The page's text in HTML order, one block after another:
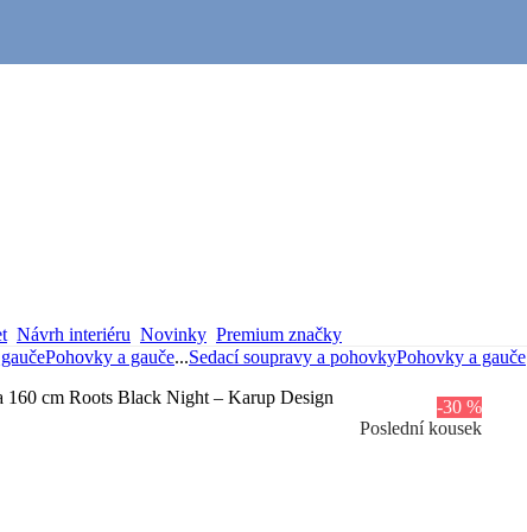
Návrh interiéru Novinky Premium značky
Pohovky a gauče...Sedací soupravy a pohovkyPohovky a gauče
-30 %
Poslední kousek